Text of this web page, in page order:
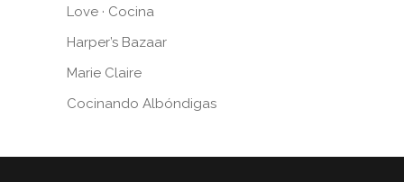
Love · Cocina
Harper’s Bazaar
Marie Claire
Cocinando Albóndigas